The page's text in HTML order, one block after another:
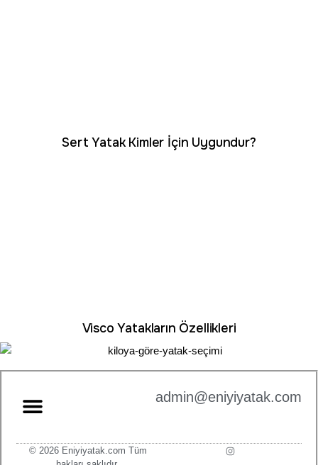
Sert Yatak Kimler İçin Uygundur?
Visco Yatakların Özellikleri
admin@eniyiyatak.com
© 2026 Eniyiyatak.com Tüm